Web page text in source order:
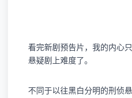
看完新剧预告片，我的内心
悬疑剧上难度了。
不同于以往黑白分明的刑侦